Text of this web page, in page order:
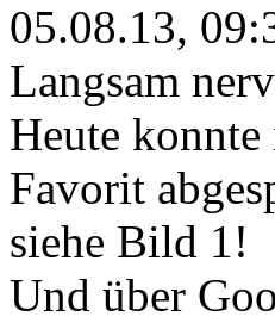
05.08.13,
Langsam
Heute
Favorit
siehe Bild 1!
Und über